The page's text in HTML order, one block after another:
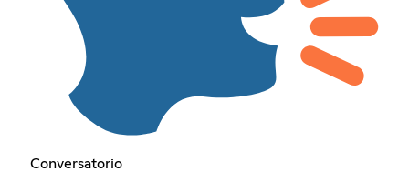
Conversatorio